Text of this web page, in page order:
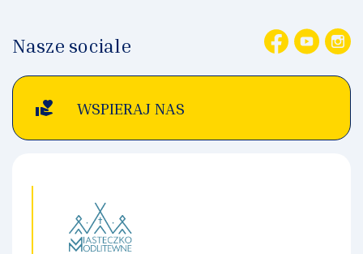
Nasze sociale
volunteer_activism WSPIERAJ NAS